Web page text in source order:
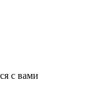
с вами